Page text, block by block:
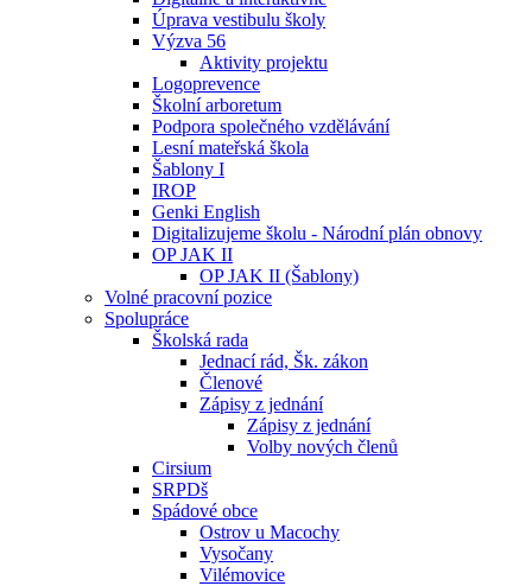
Úprava vestibulu školy
Výzva 56
Aktivity projektu
Logoprevence
Školní arboretum
Podpora společného vzdělávání
Lesní mateřská škola
Šablony I
IROP
Genki English
Digitalizujeme školu - Národní plán obnovy
OP JAK II
OP JAK II (Šablony)
Volné pracovní pozice
Spolupráce
Školská rada
Jednací rád, Šk. zákon
Členové
Zápisy z jednání
Zápisy z jednání
Volby nových členů
Cirsium
SRPDš
Spádové obce
Ostrov u Macochy
Vysočany
Vilémovice